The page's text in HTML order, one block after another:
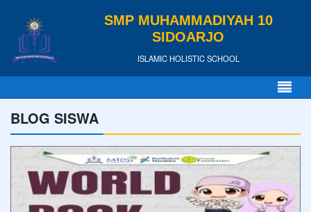
SMP MUHAMMADIYAH 10
SIDOARJO
ISLAMIC HOLISTIC SCHOOL
BLOG SISWA